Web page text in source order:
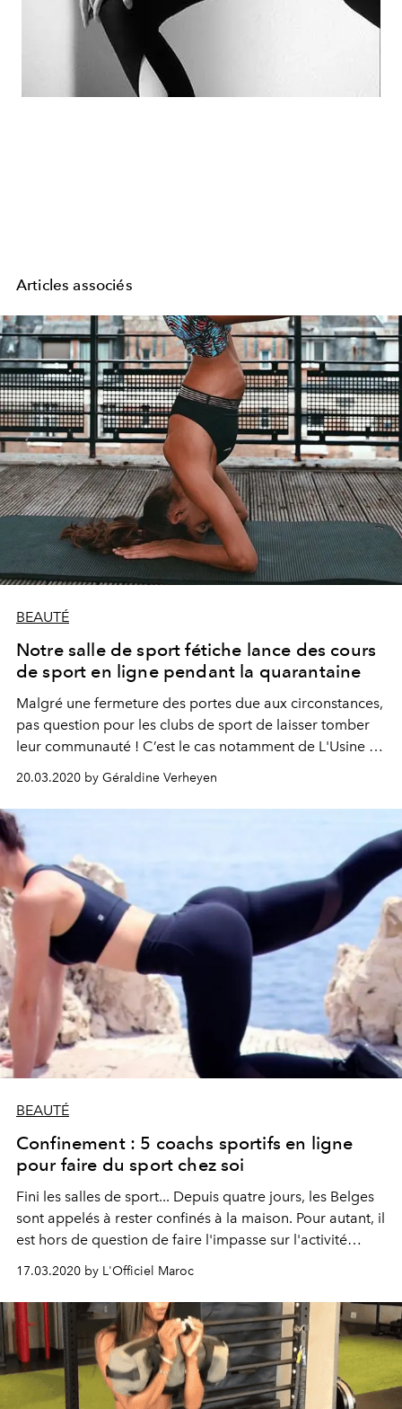
Articles associés
BEAUTÉ
Notre salle de sport fétiche lance des cours
de sport en ligne pendant la quarantaine
Malgré une fermeture des portes due aux circonstances,
pas question pour les clubs de sport de laisser tomber
leur communauté ! C’est le cas notamment de L'Usine à
pendant cette période de confinement. Et bonne
nouvelle : ils sont gratuits et s’accompagnent même de
conseils nutrition !
20.03.2020 by Géraldine Verheyen
BEAUTÉ
Confinement : 5 coachs sportifs en ligne
pour faire du sport chez soi
Fini les salles de sport... Depuis quatre jours, les Belges
sont appelés à rester confinés à la maison. Pour autant, il
est hors de question de faire l'impasse sur l'activité
gratuits en ligne.
17.03.2020 by L'Officiel Maroc